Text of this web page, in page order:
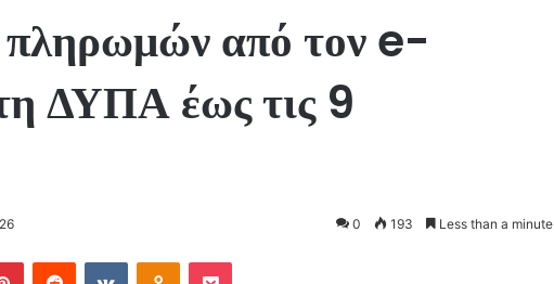
από τον e-
ΔΥΠΑ έως τις 9
0 193 Less than a minute
PinterestReddit VKontakteOdnoklassniki
Pocket